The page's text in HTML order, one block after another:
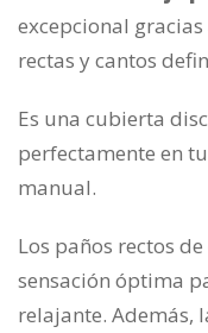
excepcional
rectas y cantos
Es una cubierta
perfectamente en
manual.
Los paños rectos
sensación óptima
relajante.